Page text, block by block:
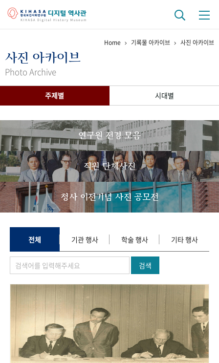
걸어온 길 기관 변천사
간행물 변천사
기록물 아카이브
사진 아카이브 문서 기록물 행정박물 영상 기록물
50+1 주년 기념
성과 50선 숫자로 보는 50년
세계와 함께 한 KIHASA
VR 역사관
Home 기록물 아카이브 사진 아카이브
사진 아카이브
Photo Archive
주제별 시대별
연구원 전경 모음
직원 단체사진
청사 이전기념 사진 공모전
전체 기관 행사 학술 행사 기타 행사
검색